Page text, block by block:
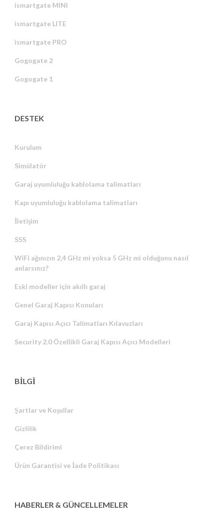
ismartgate MINI
ismartgate LITE
ismartgate PRO
Gogogate 2
Gogogate 1
DESTEK
Kurulum
Simülatör
Garaj uyumluluğu kablolama talimatları
Kapı uyumluluğu kablolama talimatları
İletişim
SSS
WiFi ağınızın 2,4 GHz mi yoksa 5 GHz mi olduğunu nasıl
anlarsınız?
Eski modeller için akıllı garaj
Genel Garaj Kapısı Konuları
Garaj Kapısı Açıcı Talimatları Kılavuzları
Security 2.0 Özellikli Garaj Kapısı Açıcı Modelleri
BİLGİ
Şartlar ve Koşullar
Gizlilik
Çerez Bildirimi
Ürün Garantisi ve İade Politikası
HABERLER & GÜNCELLEMELER